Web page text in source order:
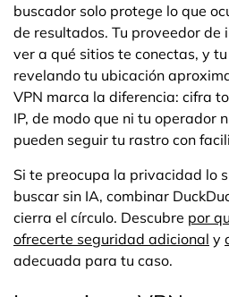
buscador solo protege lo que
de resultados. Tu proveedor
ver a qué sitios te conectas, y
revelando tu ubicación
VPN marca la diferencia: cifra
IP, de modo que ni tu operador
pueden seguir tu rastro con
Si te preocupa la privacidad lo
buscar sin IA, combinar
cierra el círculo. Descubre por
ofrecerte seguridad adicional y
adecuada para tu caso.